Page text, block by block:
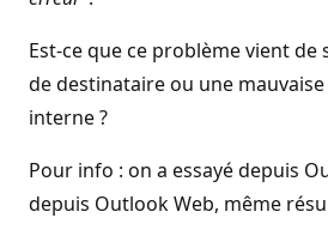
Est-ce que ce problème vient de
de destinataire ou une
interne ?
Pour info : on a essayé depuis
depuis Outlook Web, même